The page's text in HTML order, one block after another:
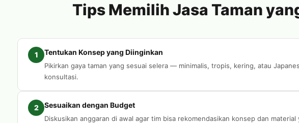
Tips Memilih Jasa Taman
1 Tentukan Konsep yang Diinginkan
Pikirkan gaya taman yang sesuai selera — minimalis, tropis, kering, atau
konsultasi.
2 Sesuaikan dengan Budget
Diskusikan anggaran di awal agar tim bisa rekomendasikan konsep dan material